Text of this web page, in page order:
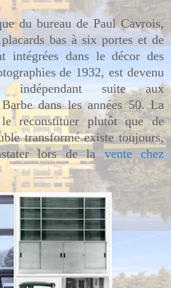
du bureau de Paul Cavrois,
bas à six portes et de
intégrées dans le décor des
de 1932, est devenu
indépendant suite aux
dans les années 50. La
reconstituer plutôt que de
transformé existe toujours,
lors de lavente chez